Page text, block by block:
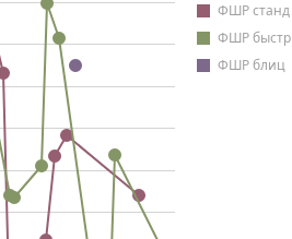
ФШР станд
ФШР быстр
ФШР блиц